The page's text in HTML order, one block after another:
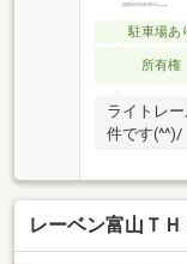
駐車場あ
所有権
ライトレ
件です(^^)/
レーベン富山Ｔ